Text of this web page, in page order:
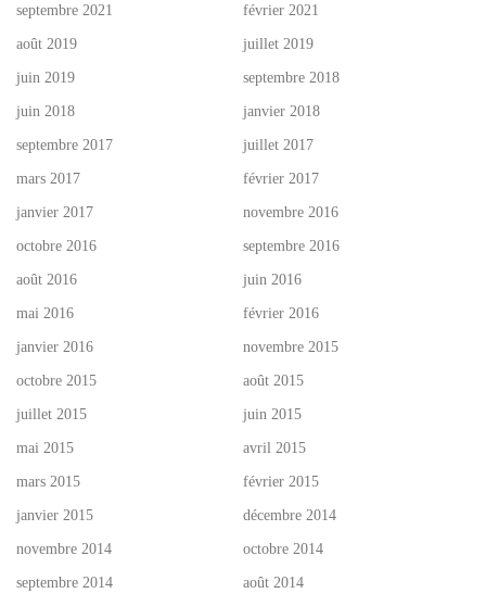
septembre 2021 février 2021
août 2019 juillet 2019
juin 2019 septembre 2018
juin 2018 janvier 2018
septembre 2017 juillet 2017
mars 2017 février 2017
janvier 2017 novembre 2016
octobre 2016 septembre 2016
août 2016 juin 2016
mai 2016 février 2016
janvier 2016 novembre 2015
octobre 2015 août 2015
juillet 2015 juin 2015
mai 2015 avril 2015
mars 2015 février 2015
janvier 2015 décembre 2014
novembre 2014 octobre 2014
septembre 2014 août 2014